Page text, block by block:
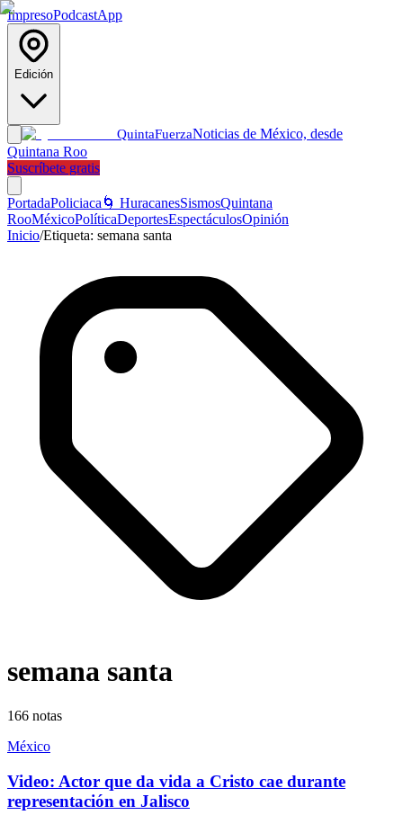
ImpresoPodcastApp
Edición
QuintaFuerzaNoticias de México, desde
Quintana Roo
Suscríbete gratis
PortadaPoliciaca 🌀 HuracanesSismosQuintana
RooMéxicoPolíticaDeportesEspectáculosOpinión
Inicio/Etiqueta: semana santa
semana santa
166 notas
México
Video: Actor que da vida a Cristo cae durante
representación en Jalisco